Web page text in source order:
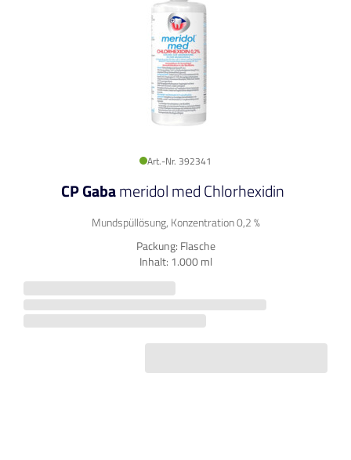
Art.-Nr. 392341
CP Gabameridol med Chlorhexidin
Mundspüllösung, Konzentration 0,2 %
Packung: Flasche
Inhalt: 1.000 ml